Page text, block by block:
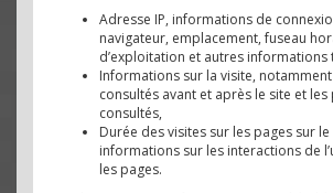
Adresse IP, informations de
navigateur, emplacement, fuseau
d’exploitation et autres informations
Informations sur la visite,
consultés avant et après le site et
consultés,
Durée des visites sur les pages sur le
informations sur les interactions de
les pages.